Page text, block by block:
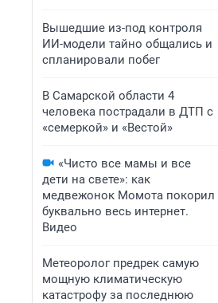
Вышедшие из-под контроля
ИИ-модели тайно общались и
спланировали побег
В Самарской области 4
человека пострадали в ДТП с
«семеркой» и «Вестой»
«Чисто все мамы и все
дети на свете»: как
медвежонок Момота покорил
буквально весь интернет.
Видео
Метеоролог предрек самую
мощную климатическую
катастрофу за последнюю